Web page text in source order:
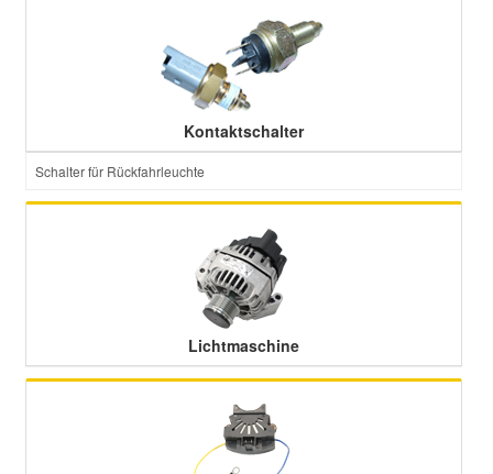
Kontaktschalter
Schalter für Rückfahrleuchte
Lichtmaschine